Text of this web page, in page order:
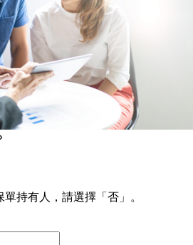
持有人，請選擇「否」。